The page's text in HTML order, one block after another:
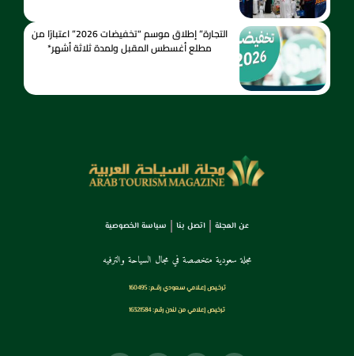
التجارة” إطلاق موسم “تخفيضات 2026” اعتبارًا من
مطلع أغسطس المقبل ولمدة ثلاثة أشهر*
عن المجلة اتصل بنا سياسة الخصوصية
مجلة سعودية متخصصة في مجال السياحة والترفيه
ترخـيص إعـلامي سـعودي رقــم: 160495
ترخيص إعلامي من لندن رقم: 16321584